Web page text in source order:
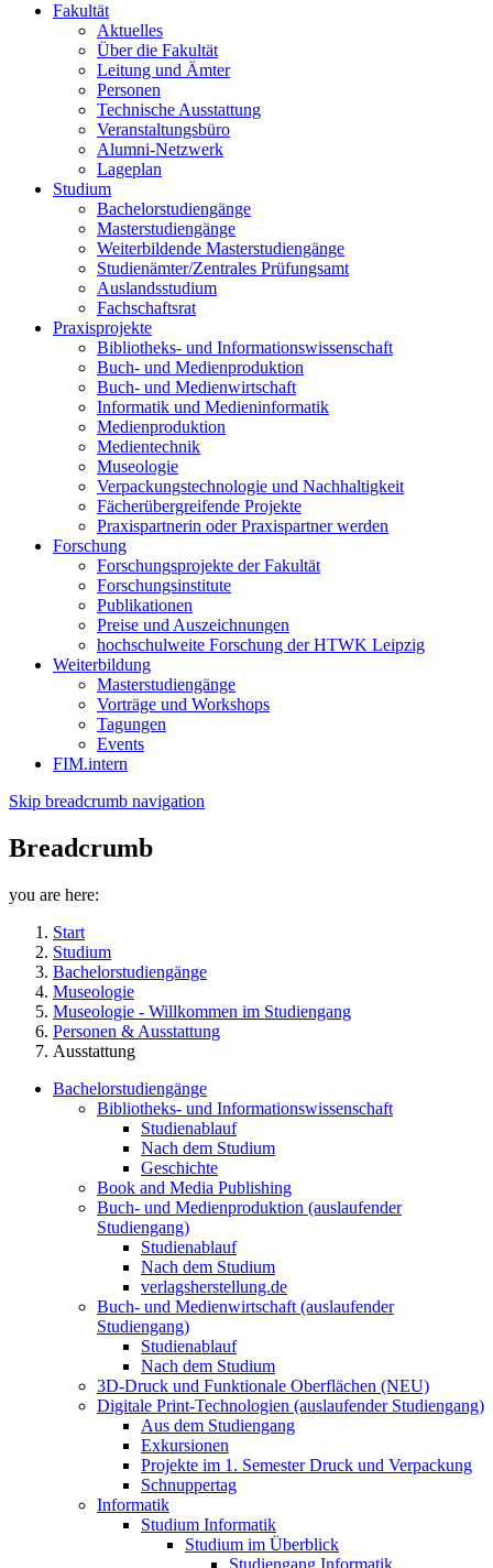
Fakultät
Aktuelles
Über die Fakultät
Leitung und Ämter
Personen
Technische Ausstattung
Veranstaltungsbüro
Alumni-Netzwerk
Lageplan
Studium
Bachelorstudiengänge
Masterstudiengänge
Weiterbildende Masterstudiengänge
Studienämter/Zentrales Prüfungsamt
Auslandsstudium
Fachschaftsrat
Praxisprojekte
Bibliotheks- und Informationswissenschaft
Buch- und Medienproduktion
Buch- und Medienwirtschaft
Informatik und Medieninformatik
Medienproduktion
Medientechnik
Museologie
Verpackungstechnologie und Nachhaltigkeit
Fächerübergreifende Projekte
Praxispartnerin oder Praxispartner werden
Forschung
Forschungsprojekte der Fakultät
Forschungsinstitute
Publikationen
Preise und Auszeichnungen
hochschulweite Forschung der HTWK Leipzig
Weiterbildung
Masterstudiengänge
Vorträge und Workshops
Tagungen
Events
FIM.intern
Skip breadcrumb navigation
Breadcrumb
you are here:
Start
Studium
Bachelorstudiengänge
Museologie
Museologie - Willkommen im Studiengang
Personen & Ausstattung
Ausstattung
Bachelorstudiengänge
Bibliotheks- und Informationswissenschaft
Studienablauf
Nach dem Studium
Geschichte
Book and Media Publishing
Buch- und Medienproduktion (auslaufender
Studiengang)
Studienablauf
Nach dem Studium
verlagsherstellung.de
Buch- und Medienwirtschaft (auslaufender
Studiengang)
Studienablauf
Nach dem Studium
3D-Druck und Funktionale Oberflächen (NEU)
Digitale Print-Technologien (auslaufender Studiengang)
Aus dem Studiengang
Exkursionen
Projekte im 1. Semester Druck und Verpackung
Schnuppertag
Informatik
Studium Informatik
Studium im Überblick